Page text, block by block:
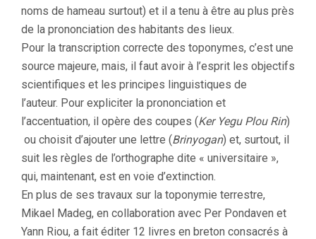
noms de hameau surtout) et il a tenu à être au plus près
de la prononciation des habitants des lieux.
Pour la transcription correcte des toponymes, c’est une
source majeure, mais, il faut avoir à l’esprit les objectifs
scientifiques et les principes linguistiques de
l’auteur. Pour expliciter la prononciation et
l’accentuation, il opère des coupes (Ker Yegu Plou Rin)
ou choisit d’ajouter une lettre (Brinyogan) et, surtout, il
suit les règles de l’orthographe dite « universitaire »,
qui, maintenant, est en voie d’extinction.
En plus de ses travaux sur la toponymie terrestre,
Mikael Madeg, en collaboration avec Per Pondaven et
Yann Riou, a fait éditer 12 livres en breton consacrés à